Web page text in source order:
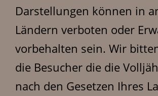
Darstellungen können in
Ländern verboten oder
vorbehalten sein. Wir
die Besucher die die
nach den Gesetzen Ihres